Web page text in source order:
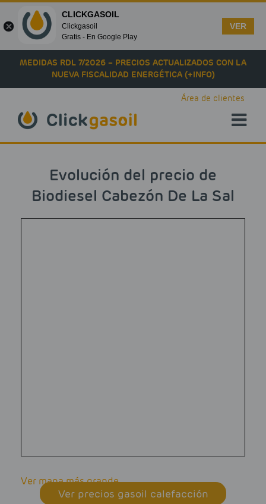
Skip to main content
MEDIDAS RDL 7/2026 – PRECIOS ACTUALIZADOS CON LA
NUEVA FISCALIDAD ENERGÉTICA (+INFO)
Área de clientes
Evolución del precio de
Biodiesel Cabezón De La Sal
Ver mapa más grande
Ver precios gasoil calefacción
CLICKGASOIL
Clickgasoil
Gratis - En Google Play
VER